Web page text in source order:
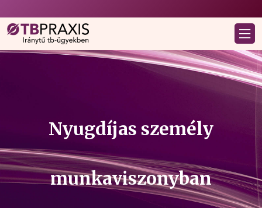
Nyugdíjas személy
munkaviszonyban